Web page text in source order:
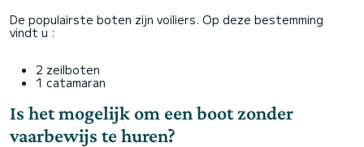
De populairste boten zijn voiliers. Op deze bestemming
vindt u :
2 zeilboten
1 catamaran
Is het mogelijk om een boot zonder
vaarbewijs te huren?